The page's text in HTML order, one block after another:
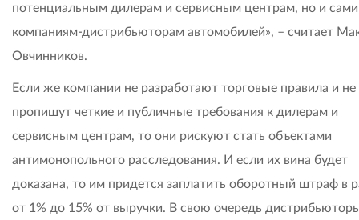
потенциальным дилерам и сервисным центрам, но и
компаниям-дистрибьюторам автомобилей», – считает
Овчинников.
Если же компании не разработают торговые правила и не
пропишут четкие и публичные требования к дилерам и
сервисным центрам, то они рискуют стать объектами
антимонопольного расследования. И если их вина будет
доказана, то им придется заплатить оборотный штраф в
от 1% до 15% от выручки. В свою очередь